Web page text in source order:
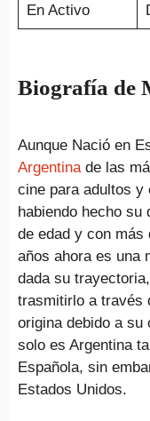
En Activo
Biografía de
Aunque Nació en
Argentinade las
cine para adultos y
habiendo hecho su
de edad y con más
años ahora es una
dada su
trasmitirlo a través
origina debido a su
solo es Argentina
Española, sin
Estados Unidos.